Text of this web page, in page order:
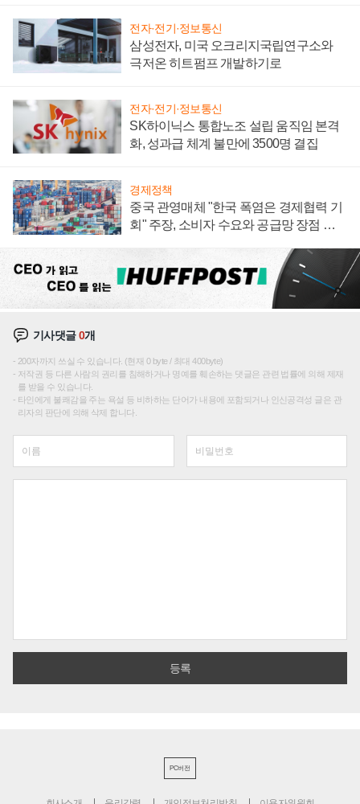
전자·전기·정보통신
삼성전자, 미국 오크리지국립연구소와
극저온 히트펌프 개발하기로
전자·전기·정보통신
SK하이닉스 통합노조 설립 움직임 본격
화, 성과급 체계 불만에 3500명 결집
경제정책
중국 관영매체 "한국 폭염은 경제협력 기
회" 주장, 소비자 수요와 공급망 장점 강
기사댓글0개
200자까지 쓰실 수 있습니다. (현재 0 byte / 최대 400byte)
저작권 등 다른 사람의 권리를 침해하거나 명예를 훼손하는 댓글은 관련 법률에 의해 제재
를 받을 수 있습니다.
타인에게 불쾌감을 주는 욕설 등 비하하는 단어가 내용에 포함되거나 인신공격성 글은 관
리자의 판단에 의해 삭제 합니다.
PC버전